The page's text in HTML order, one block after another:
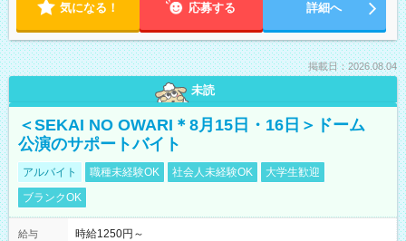
気になる！ 応募する 詳細へ
掲載日：2026.08.04
未読
＜SEKAI NO OWARI＊8月15日・16日＞ドーム
公演のサポートバイト
アルバイト 職種未経験OK 社会人未経験OK
大学生歓迎
ブランクOK
給与
時給1250円～